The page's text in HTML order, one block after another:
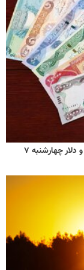
قیمت دینار عراق امروز + نرخ ارز اربعین دولتی به تومان و دلار چهارشنبه ۷